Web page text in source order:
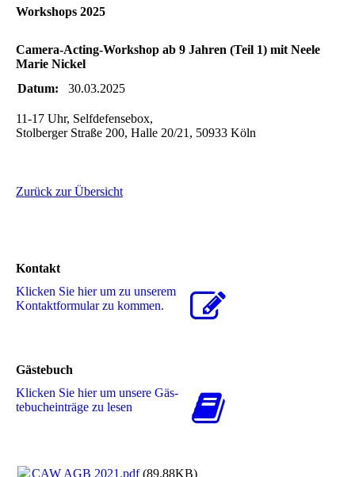
Workshops 2025
Camera-Acting-Workshop ab 9 Jahren (Teil 1) mit Neele
Marie Nickel
Datum:
30.03.2025
11-17 Uhr, Selfdefensebox,
Stolberger Straße 200, Halle 20/21, 50933 Köln
Zurück zur Übersicht
Kontakt
Klicken Sie hier um zu unserem
Kon­takt­for­mu­lar zu kommen.
Gästebuch
Klicken Sie hier um unsere Gäs­
te­buch­ein­trä­ge zu lesen
CAW AGB 2021.pdf(89.88KB)